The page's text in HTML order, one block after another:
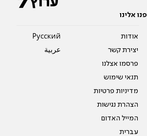
פנו אלינו
אודות
יצירת קשר
פרסמו אצלנו
תנאי שימוש
מדיניות פרטיות
הצהרת נגישות
המייל האדום
עברית
Pусский
عربية